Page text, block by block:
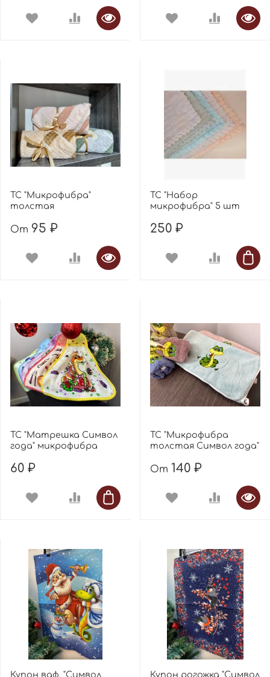
ТС "Микрофибра"
толстая
От 95 ₽
ТС "Набор
микрофибра" 5 шт
250 ₽
ТС "Матрешка Символ
года" микрофибра
60 ₽
ТС "Микрофибра
толстая Символ года"
От 140 ₽
Купон ваф. "Символ Купон рогожка "Символ